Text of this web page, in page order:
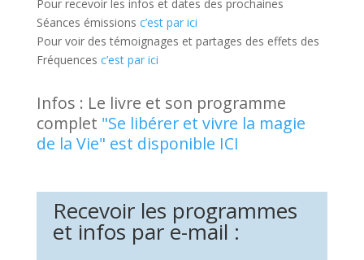
Pour recevoir les infos et dates des prochaines
Séances émissions c’est par ici
Pour voir des témoignages et partages des effets des
Fréquences c’est par ici
Infos : Le livre et son programme
complet "Se libérer et vivre la magie
de la Vie" est disponible ICI
Recevoir les programmes
et infos par e-mail :